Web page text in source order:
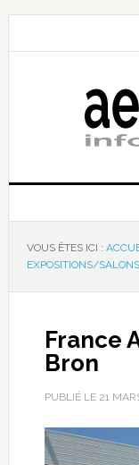
VOUS ÊTES ICI :
EXPOSITIONS/SALONS
France
Bron
PUBLIÉ LE 21